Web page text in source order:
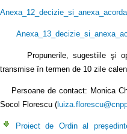
Propunerile, sugestiile şi
transmise în termen de 10 zile
Persoane de contact: Monica
Socol Florescu (
Proiect de Ordin al